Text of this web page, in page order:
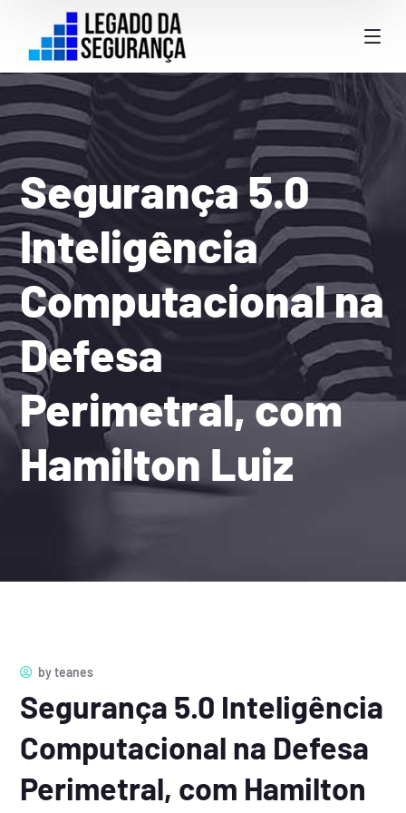
Segurança 5.0
Inteligência
Computacional na
Defesa
Perimetral, com
Hamilton Luiz
byteanes
Segurança 5.0 Inteligência
Computacional na Defesa
Perimetral, com Hamilton